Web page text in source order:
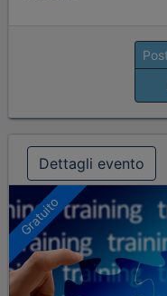
Dettagli evento
Gratuito